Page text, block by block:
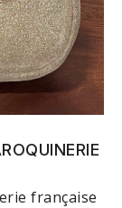
française